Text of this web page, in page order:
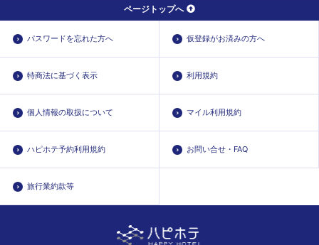
ページトップへ
パスワードを忘れた方へ 仮登録がお済みの方へ
特商法に基づく表示 利用規約
個人情報の取扱について マイル利用規約
ハピホテ予約利用規約 お問い合せ・FAQ
旅行業約款等